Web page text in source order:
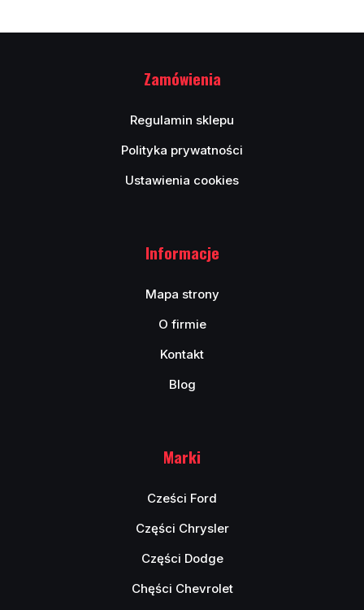
Zamówienia
Regulamin sklepu
Polityka prywatności
Ustawienia cookies
Informacje
Mapa strony
O firmie
Kontakt
Blog
Marki
Cześci Ford
Części Chrysler
Części Dodge
Chęści Chevrolet